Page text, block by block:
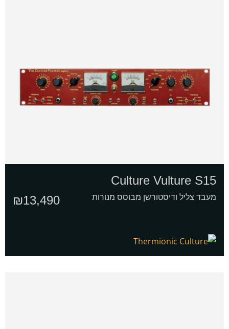
Culture Vulture S15
מעבד צליל ודיסטורשן מבוסס מנורות ₪13,490
מאשר/ת
את
מדיניות
ומסכים/ה שהמידע ישמש למענה לפנייה